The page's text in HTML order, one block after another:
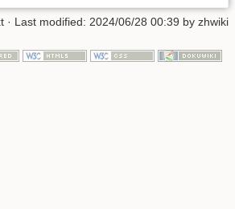
· Last modified: 2024/06/28 00:39 by zhwiki